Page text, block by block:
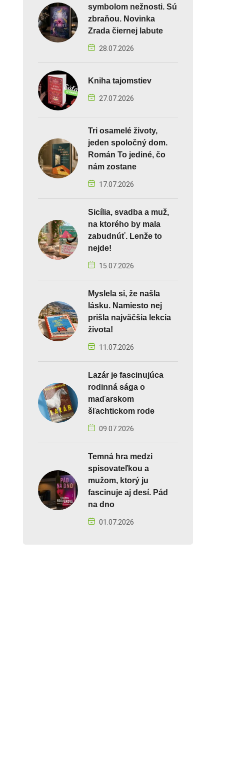
symbolom nežnosti. Sú
zbraňou. Novinka
Zrada čiernej labute
28.07.2026
Kniha tajomstiev
27.07.2026
Tri osamelé životy,
jeden spoločný dom.
Román To jediné, čo
nám zostane
17.07.2026
Sicília, svadba a muž,
na ktorého by mala
zabudnúť. Lenže to
nejde!
15.07.2026
Myslela si, že našla
lásku. Namiesto nej
prišla najväčšia lekcia
života!
11.07.2026
Lazár je fascinujúca
rodinná sága o
maďarskom
šľachtickom rode
09.07.2026
Temná hra medzi
spisovateľkou a
mužom, ktorý ju
fascinuje aj desí. Pád
na dno
01.07.2026